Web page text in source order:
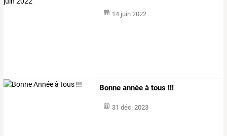
14 juin 2022
Bonne année à tous !!!
31 déc. 2023